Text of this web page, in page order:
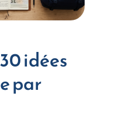
idées
par